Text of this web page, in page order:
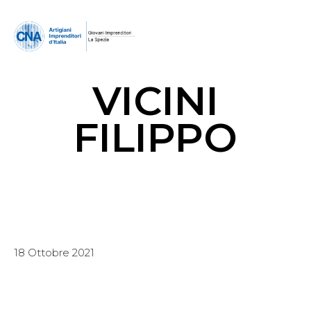
VICINI
FILIPPO
18 Ottobre 2021